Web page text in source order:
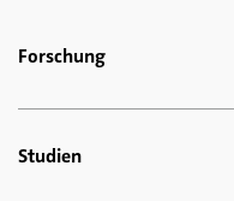
Forschung
Studien